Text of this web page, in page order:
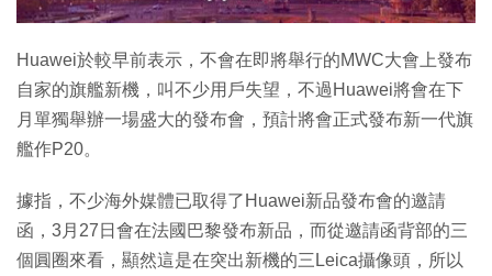
Huawei於較早前表示，不會在即將舉行的MWC大會上發布
自家的旗艦新機，叫不少用戶失望，不過Huawei將會在下
月單獨舉辦一場盛大的發布會，預計將會正式發布新一代旗
艦作P20。
據指，不少海外媒體已取得了Huawei新品發布會的邀請
函，3月27日會在法國巴黎發布新品，而從邀請函背部的三
個圓圈來看，顯然這是在突出新機的三Leica攝像頭，所以